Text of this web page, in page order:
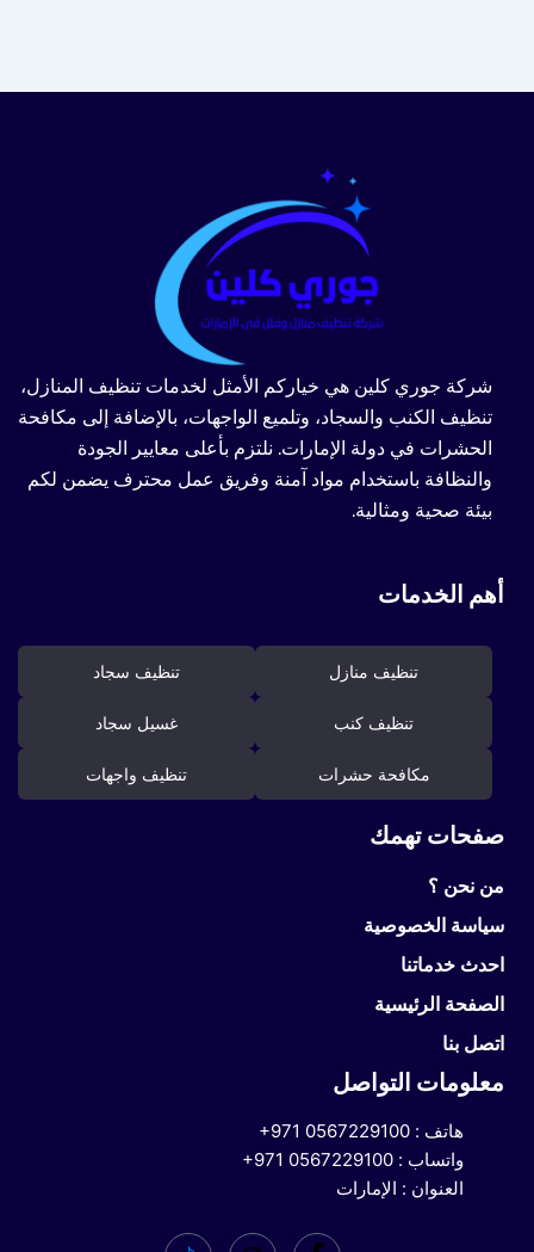
شركة جوري كلين هي خياركم الأمثل لخدمات تنظيف المنازل،
تنظيف الكنب والسجاد، وتلميع الواجهات، بالإضافة إلى مكافحة
الحشرات في دولة الإمارات. نلتزم بأعلى معايير الجودة
والنظافة باستخدام مواد آمنة وفريق عمل محترف يضمن لكم
بيئة صحية ومثالية.
أهم الخدمات
تنظيف منازل تنظيف سجاد
تنظيف كنب غسيل سجاد
مكافحة حشرات تنظيف واجهات
صفحات تهمك
من نحن ؟
سياسة الخصوصية
احدث خدماتنا
الصفحة الرئيسية
اتصل بنا
معلومات التواصل
هاتف : +971 0567229100
واتساب : +971 0567229100
العنوان : الإمارات